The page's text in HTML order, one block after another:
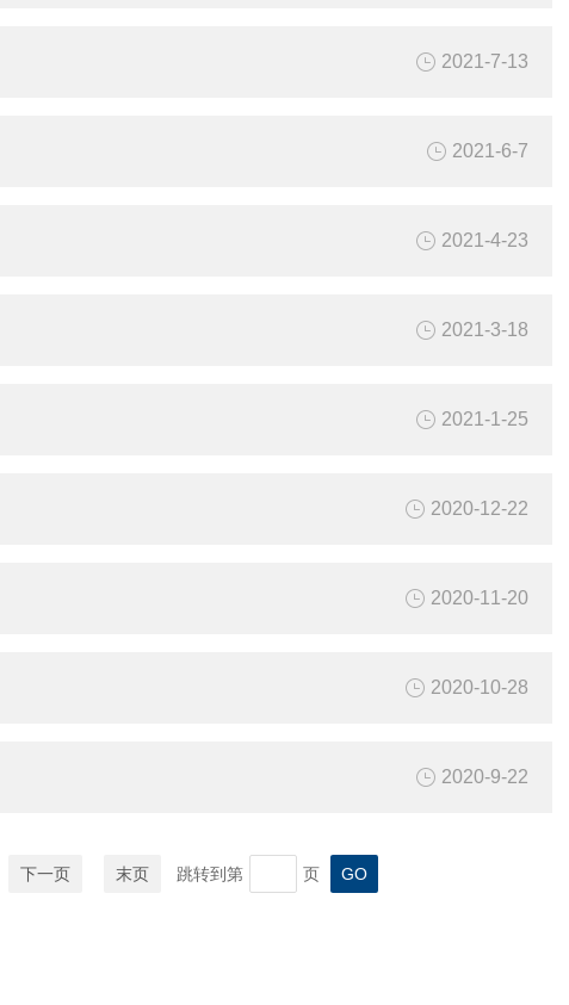
2021-7-13
2021-6-7
2021-4-23
2021-3-18
2021-1-25
2020-12-22
2020-11-20
2020-10-28
2020-9-22
下一页 末页 跳转到第 页